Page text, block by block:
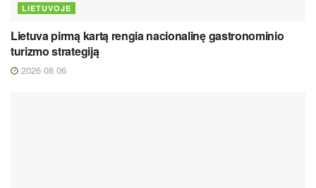
LIETUVOJE
Lietuva pirmą kartą rengia nacionalinę gastronominio
turizmo strategiją
2026 08 06